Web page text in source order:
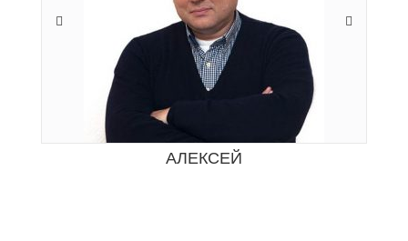
АЛЕКСЕЙ